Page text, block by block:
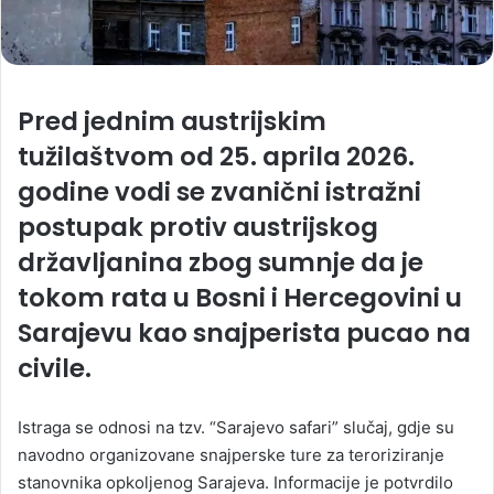
Pred jednim austrijskim
tužilaštvom od 25. aprila 2026.
godine vodi se zvanični istražni
postupak protiv austrijskog
državljanina zbog sumnje da je
tokom rata u Bosni i Hercegovini u
Sarajevu kao snajperista pucao na
civile.
Istraga se odnosi na tzv. “Sarajevo safari” slučaj, gdje su
navodno organizovane snajperske ture za teroriziranje
stanovnika opkoljenog Sarajeva. Informacije je potvrdilo